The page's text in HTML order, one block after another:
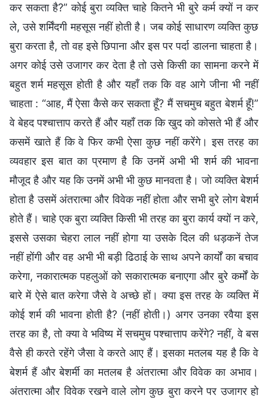
कर सकता है?” कोई बुरा व्यक्ति चाहे कितने भी बुरे कर्म क्यों न कर
ले, उसे शर्मिंदगी महसूस नहीं होती है। जब कोई साधारण व्यक्ति कुछ
बुरा करता है, तो वह इसे छिपाना और इस पर पर्दा डालना चाहता है।
अगर कोई उसे उजागर कर देता है तो उसे किसी का सामना करने में
बहुत शर्म महसूस होती है और यहाँ तक कि वह आगे जीना भी नहीं
चाहता : “आह, मैं ऐसा कैसे कर सकता हूँ? मैं सचमुच बहुत बेशर्म हूँ!”
वे बेहद पश्चात्ताप करते हैं और यहाँ तक कि खुद को कोसते भी हैं और
कसमें खाते हैं कि वे फिर कभी ऐसा कुछ नहीं करेंगे। इस तरह का
व्यवहार इस बात का प्रमाण है कि उनमें अभी भी शर्म की भावना
मौजूद है और यह कि उनमें अभी भी कुछ मानवता है। जो व्यक्ति बेशर्म
होता है उसमें अंतरात्मा और विवेक नहीं होता और सभी बुरे लोग बेशर्म
होते हैं। चाहे एक बुरा व्यक्ति किसी भी तरह का बुरा कार्य क्यों न करे,
इससे उसका चेहरा लाल नहीं होगा या उसके दिल की धड़कनें तेज
नहीं होंगी और वह अभी भी बड़ी ढिठाई के साथ अपने कार्यों का बचाव
करेगा, नकारात्मक पहलुओं को सकारात्मक बनाएगा और बुरे कर्मों के
बारे में ऐसे बात करेगा जैसे वे अच्छे हों। क्या इस तरह के व्यक्ति में
कोई शर्म की भावना होती है? (नहीं होती।) अगर उनका रवैया इस
तरह का है, तो क्या वे भविष्य में सचमुच पश्चात्ताप करेंगे? नहीं, वे बस
वैसे ही करते रहेंगे जैसा वे करते आए हैं। इसका मतलब यह है कि वे
बेशर्म हैं और बेशर्मी का मतलब है अंतरात्मा और विवेक का अभाव।
अंतरात्मा और विवेक रखने वाले लोग कुछ बुरा करने पर उजागर हो